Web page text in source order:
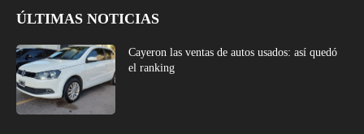
ÚLTIMAS NOTICIAS
Cayeron las ventas de autos usados: así quedó
el ranking